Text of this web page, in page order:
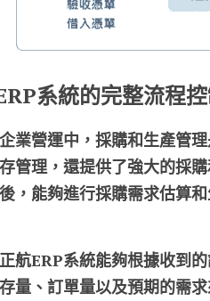
系統的完整流程
業營運中，採購和生產管
管理，還提供了強大的採
，能夠進行採購需求估算
航ERP系統能夠根據收到
量、訂單量以及預期的需